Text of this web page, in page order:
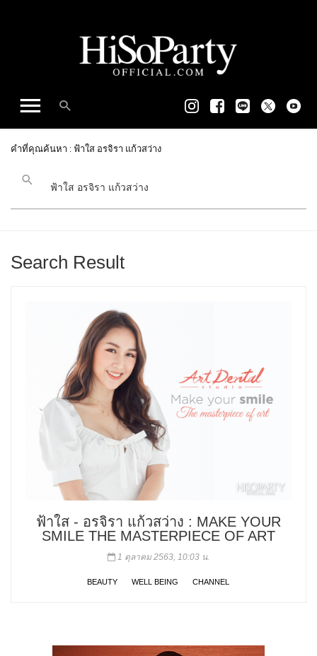
คำที่คุณค้นหา : ฟ้าใส อรจิรา แก้วสว่าง
Search Result
ฟ้าใส - อรจิรา แก้วสว่าง : MAKE YOUR
SMILE THE MASTERPIECE OF ART
1 ตุลาคม 2563, 10:03 น.
BEAUTY WELL BEING CHANNEL